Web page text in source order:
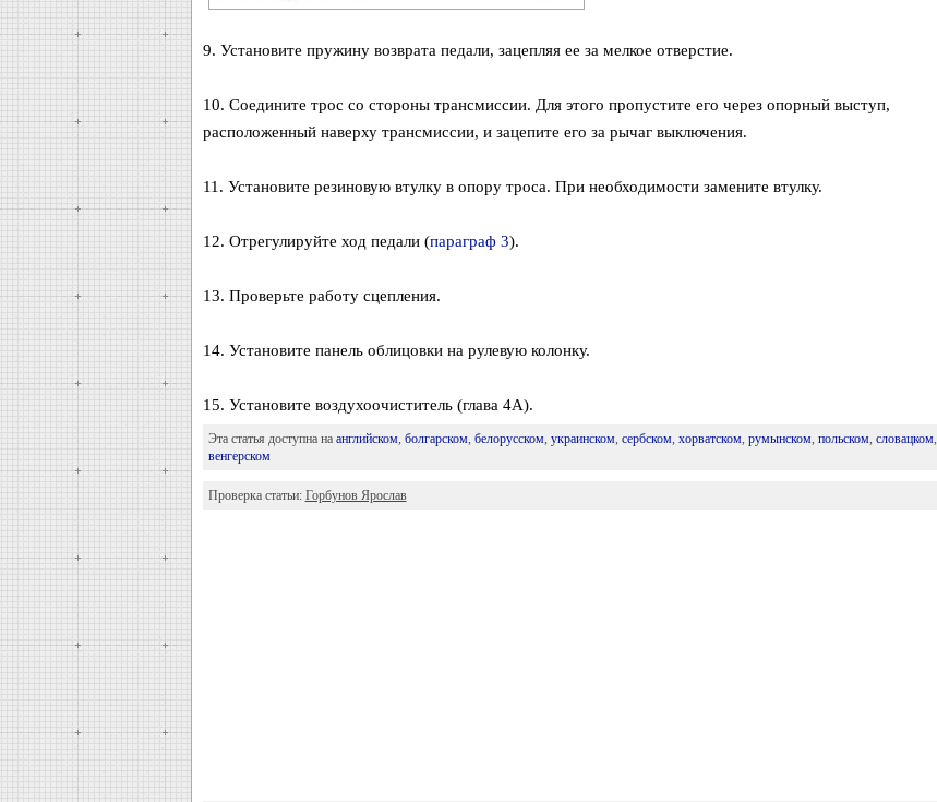
9. Установите пружину возврата педали, зацепляя ее за мелкое отверстие.
10. Соедините трос со стороны трансмиссии. Для этого пропустите его через опорный выступ,
расположенный наверху трансмиссии, и зацепите его за рычаг выключения.
11. Установите резиновую втулку в опору троса. При необходимости замените втулку.
12. Отрегулируйте ход педали (параграф 3).
13. Проверьте работу сцепления.
14. Установите панель облицовки на рулевую колонку.
15. Установите воздухоочиститель (глава 4А).
Эта статья доступна на английском, болгарском, белорусском, украинском, сербском, хорватском, румынском, польском, словацком,
венгерском
Проверка статьи: Горбунов Ярослав